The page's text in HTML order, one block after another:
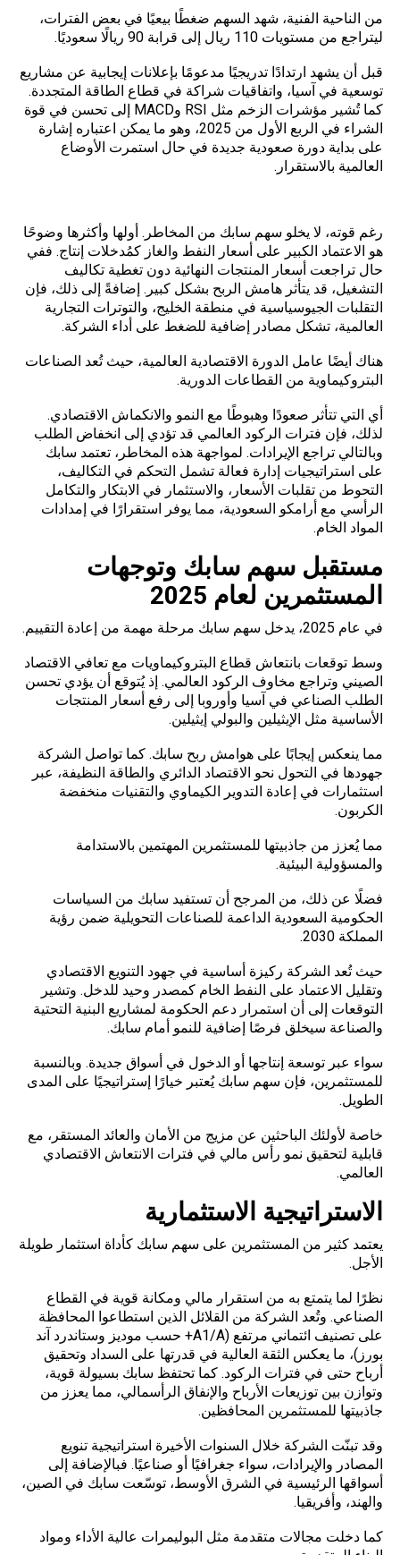
من الناحية الفنية، شهد السهم ضغطًا بيعيًا في بعض الفترات،
ليتراجع من مستويات 110 ريال إلى قرابة 90 ريالًا سعوديًا.
قبل أن يشهد ارتدادًا تدريجيًا مدعومًا بإعلانات إيجابية عن مشاريع
توسعية في آسيا، واتفاقيات شراكة في قطاع الطاقة المتجددة.
كما تُشير مؤشرات الزخم مثل RSI وMACD إلى تحسن في قوة
الشراء في الربع الأول من 2025، وهو ما يمكن اعتباره إشارة
على بداية دورة صعودية جديدة في حال استمرت الأوضاع
العالمية بالاستقرار.
رغم قوته، لا يخلو سهم سابك من المخاطر. أولها وأكثرها وضوحًا
هو الاعتماد الكبير على أسعار النفط والغاز كمُدخلات إنتاج. ففي
حال تراجعت أسعار المنتجات النهائية دون تغطية تكاليف
التشغيل، قد يتأثر هامش الربح بشكل كبير. إضافةً إلى ذلك، فإن
التقلبات الجيوسياسية في منطقة الخليج، والتوترات التجارية
العالمية، تشكل مصادر إضافية للضغط على أداء الشركة.
هناك أيضًا عامل الدورة الاقتصادية العالمية، حيث تُعد الصناعات
البتروكيماوية من القطاعات الدورية.
أي التي تتأثر صعودًا وهبوطًا مع النمو والانكماش الاقتصادي.
لذلك، فإن فترات الركود العالمي قد تؤدي إلى انخفاض الطلب
وبالتالي تراجع الإيرادات. لمواجهة هذه المخاطر، تعتمد سابك
على استراتيجيات إدارة فعالة تشمل التحكم في التكاليف،
التحوط من تقلبات الأسعار ، والاستثمار في الابتكار والتكامل
الرأسي مع أرامكو السعودية، مما يوفر استقرارًا في إمدادات
المواد الخام.
مستقبل سهم سابك وتوجهات
المستثمرين لعام 2025
في عام 2025، يدخل سهم سابك مرحلة مهمة من إعادة التقييم.
وسط توقعات بانتعاش قطاع البتروكيماويات مع تعافي الاقتصاد
الصيني وتراجع مخاوف الركود العالمي. إذ يُتوقع أن يؤدي تحسن
الطلب الصناعي في آسيا وأوروبا إلى رفع أسعار المنتجات
الأساسية مثل الإيثيلين والبولي إيثيلين.
مما ينعكس إيجابًا على هوامش ربح سابك. كما تواصل الشركة
جهودها في التحول نحو الاقتصاد الدائري والطاقة النظيفة، عبر
استثمارات في إعادة التدوير الكيماوي والتقنيات منخفضة
الكربون.
مما يُعزز من جاذبيتها للمستثمرين المهتمين بالاستدامة
والمسؤولية البيئية.
فضلًا عن ذلك، من المرجح أن تستفيد سابك من السياسات
الحكومية السعودية الداعمة للصناعات التحويلية ضمن رؤية
المملكة 2030.
حيث تُعد الشركة ركيزة أساسية في جهود التنويع الاقتصادي
وتقليل الاعتماد على النفط الخام كمصدر وحيد للدخل. وتشير
التوقعات إلى أن استمرار دعم الحكومة لمشاريع البنية التحتية
والصناعة سيخلق فرصًا إضافية للنمو أمام سابك.
سواء عبر توسعة إنتاجها أو الدخول في أسواق جديدة. وبالنسبة
للمستثمرين، فإن سهم سابك يُعتبر خيارًا إستراتيجيًا على المدى
الطويل.
خاصة لأولئك الباحثين عن مزيج من الأمان والعائد المستقر، مع
قابلية لتحقيق نمو رأس مالي في فترات الانتعاش الاقتصادي
العالمي.
الاستراتيجية الاستثمارية
يعتمد كثير من المستثمرين على سهم سابك كأداة استثمار طويلة
الأجل.
نظرًا لما يتمتع به من استقرار مالي ومكانة قوية في القطاع
الصناعي. وتُعد الشركة من القلائل الذين استطاعوا المحافظة
على تصنيف ائتماني مرتفع (A1/A+ حسب موديز وستاندرد آند
بورز)، ما يعكس الثقة العالية في قدرتها على السداد وتحقيق
أرباح حتى في فترات الركود. كما تحتفظ سابك بسيولة قوية،
وتوازن بين توزيعات الأرباح والإنفاق الرأسمالي، مما يعزز من
جاذبيتها للمستثمرين المحافظين.
وقد تبنّت الشركة خلال السنوات الأخيرة استراتيجية تنويع
المصادر والإيرادات، سواء جغرافيًا أو صناعيًا. فبالإضافة إلى
أسواقها الرئيسية في الشرق الأوسط، توسّعت سابك في الصين،
والهند، وأفريقيا.
كما دخلت مجالات متقدمة مثل البوليمرات عالية الأداء ومواد